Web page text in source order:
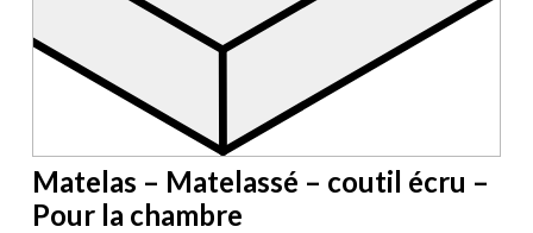
Matelas – Matelassé – coutil écru –
Pour la chambre